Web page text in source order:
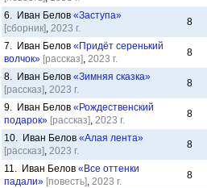
6. Иван Белов «Заступа»
[сборник], 2023 г.
8
7. Иван Белов «Придёт серенький
волчок» [рассказ], 2023 г.
8
8. Иван Белов «Зимняя сказка»
[рассказ], 2023 г.
8
9. Иван Белов «Рождественский
подарок» [рассказ], 2023 г.
8
10. Иван Белов «Алая лента»
[рассказ], 2023 г.
8
11. Иван Белов «Все оттенки
падали» [повесть], 2023 г.
8